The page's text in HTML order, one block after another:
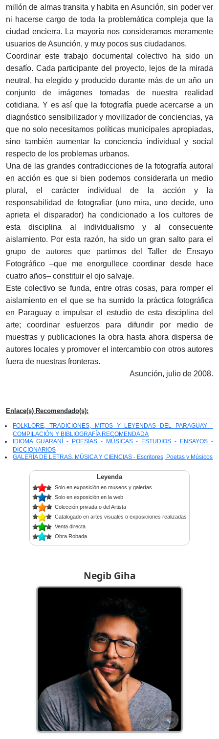
Negib Giha
millón de almas transita y habita en Asunción, sin poder ver
ni hacerse cargo de toda la problemática compleja que la
ciudad encierra. La mayoría nos consideramos meramente
usuarios de Asunción, y muy pocos sus ciudadanos.
Coordinar este trabajo documental colectivo ha sido un
desafío. Cada participante del proyecto, lejos de la mirada
neutral, ha elegido y producido durante más de un año un
conjunto de imágenes tomadas de nuestra realidad
cotidiana. Y es así que la fotografía puede acercarse a un
diagnóstico sensibilizador y movilizador de conciencias, ya
que no solo necesitamos políticas municipales apropiadas,
sino también aumentar la conciencia individual y social
respecto de los problemas urbanos.
Una de las grandes contradicciones de la fotografía autoral
en acción es que si bien podemos considerarla un medio
plural, el carácter individual de la acción y la
responsabilidad de fotografiar (uno mira, uno decide, uno
aprieta el disparador) ha condicionado a los cultores de
esta disciplina al individualismo y al consecuente
aislamiento. Por esta razón, ha sido un gran salto para el
grupo de autores que partimos del Taller de Ensayo
Fotográfico –que me enorgullece coordinar desde hace
cuatro años– constituir el ojo salvaje.
Este colectivo se funda, entre otras cosas, para romper el
aislamiento en el que se ha sumido la práctica fotográfica
en Paraguay e impulsar el estudio de esta disciplina del
arte; coordinar esfuerzos para difundir por medio de
muestras y publicaciones la obra hasta ahora dispersa de
autores locales y promover el intercambio con otros autores
fuera de nuestras fronteras.
Asunción, julio de 2008.
Enlace(s) Recomendado(s):
FOLKLORE, TRADICIONES, MITOS Y LEYENDAS DEL PARAGUAY -
COMPILACIÓN Y BIBLIOGRAFÍA RECOMENDADA
IDIOMA GUARANÍ - POESÍAS - MÚSICAS - ESTUDIOS - ENSAYOS -
DICCIONARIOS
GALERÍA DE LETRAS, MÚSICA Y CIENCIAS - Escritores, Poetas y Músicos
Leyenda
Solo en exposición en museos y galerías
Solo en exposición en la web
Colección privada o del Artista
Catalogado en artes visuales o exposiciones realizadas
Venta directa
Obra Robada